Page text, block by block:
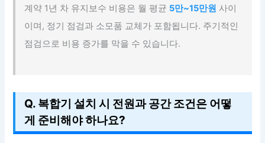
계약 1년 차 유지보수 비용은 월 평균 5만~15만원 사이
이며, 정기 점검과 소모품 교체가 포함됩니다. 주기적인
점검으로 비용 증가를 막을 수 있습니다.
Q. 복합기 설치 시 전원과 공간 조건은 어떻
게 준비해야 하나요?